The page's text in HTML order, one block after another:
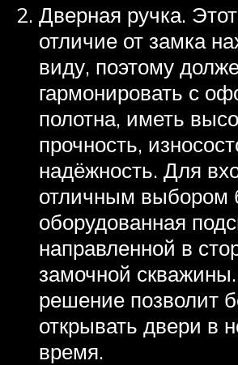
Дверная ручка.
отличие от замка
виду, поэтому
гармонировать с
полотна, иметь
прочность,
надёжность. Для
отличным выбором
оборудованная
направленной в
замочной
решение позволит
открывать двери в
время.